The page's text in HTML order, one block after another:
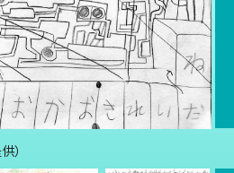
）